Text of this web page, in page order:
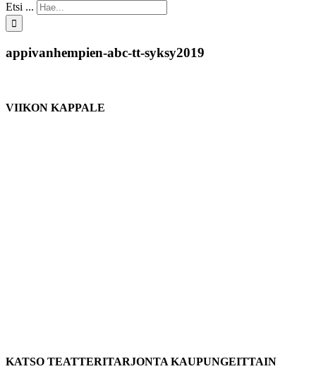
Etsi ...
appivanhempien-abc-tt-syksy2019
VIIKON KAPPALE
KATSO TEATTERITARJONTA KAUPUNGEITTAIN